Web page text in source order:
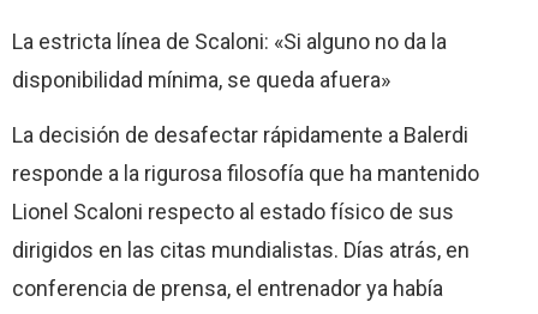
La estricta línea de Scaloni: «Si alguno no da la
disponibilidad mínima, se queda afuera»
La decisión de desafectar rápidamente a Balerdi
responde a la rigurosa filosofía que ha mantenido
Lionel Scaloni respecto al estado físico de sus
dirigidos en las citas mundialistas. Días atrás, en
conferencia de prensa, el entrenador ya había